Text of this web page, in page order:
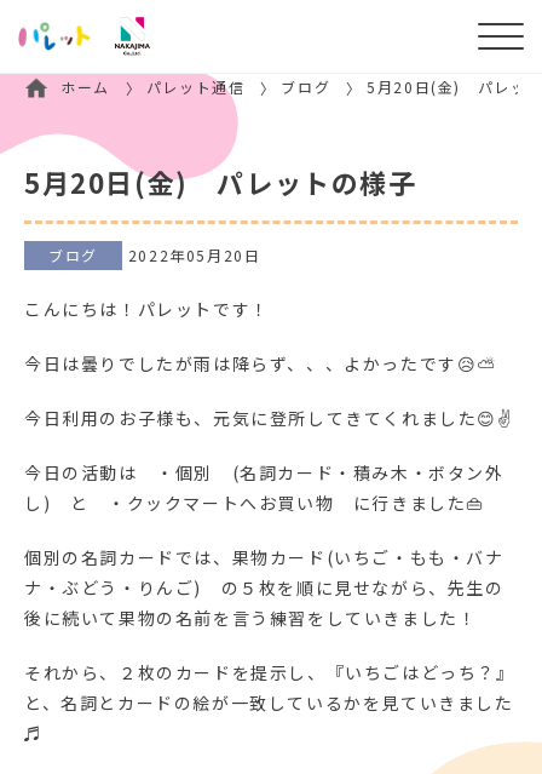
ホーム パレット通信 ブログ 5月20日(金) パレッ
5月20日(金) パレットの様子
ブログ 2022年05月20日
こんにちは！パレットです！
今日は曇りでしたが雨は降らず、、、よかったです😥⛅
今日利用のお子様も、元気に登所してきてくれました😊✌
今日の活動は ・個別 (名詞カード・積み木・ボタン外
し) と ・クックマートへお買い物 に行きました👜
個別の名詞カードでは、果物カード(いちご・もも・バナ
ナ・ぶどう・りんご) の５枚を順に見せながら、先生の
後に続いて果物の名前を言う練習をしていきました！
それから、２枚のカードを提示し、『いちごはどっち？』
と、名詞とカードの絵が一致しているかを見ていきました
♬